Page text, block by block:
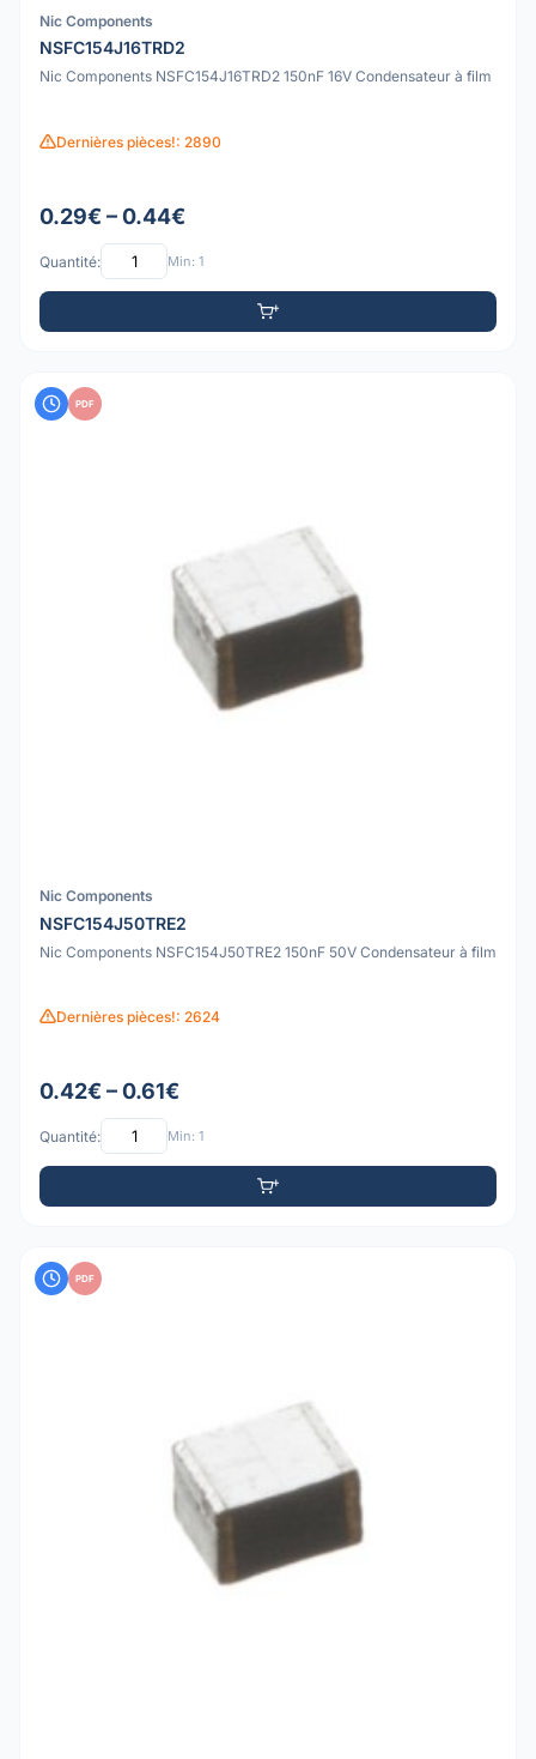
Nic Components
NSFC154J16TRD2
Nic Components NSFC154J16TRD2 150nF 16V Condensateur à film
Dernières pièces!: 2890
0.29€ – 0.44€
Quantité: Min: 1
PDF
Nic Components
NSFC154J50TRE2
Nic Components NSFC154J50TRE2 150nF 50V Condensateur à film
Dernières pièces!: 2624
0.42€ – 0.61€
Quantité: Min: 1
PDF